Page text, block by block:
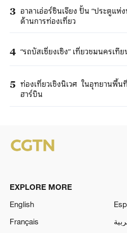
3 อาลาเอ่อร์ซินเจียง ปั้น “ประตูแห่
ด้านการท่องเที่ยว
4 “รถบัสเซี่ยงเซิง” เที่ยวชมนครเที
5 ท่องเที่ยวเชิงนิเวศ ในอุทยานพื้น
ฮาร์บิน
EXPLORE MORE
English
Français